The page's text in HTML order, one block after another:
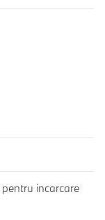
incarcare